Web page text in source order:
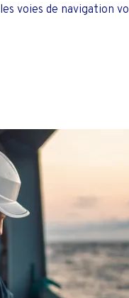
voies de navigation